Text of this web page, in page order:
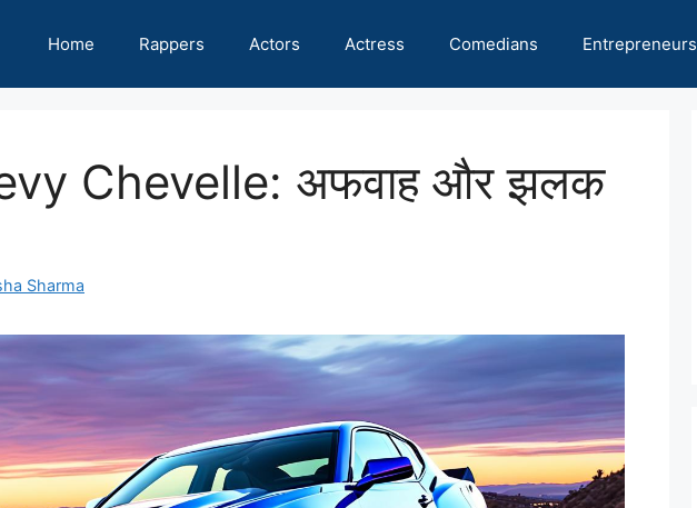
Home Rappers Actors Actress Comedians Entrepreneurs
Chevelle: अफवाह और झलक
Sharma